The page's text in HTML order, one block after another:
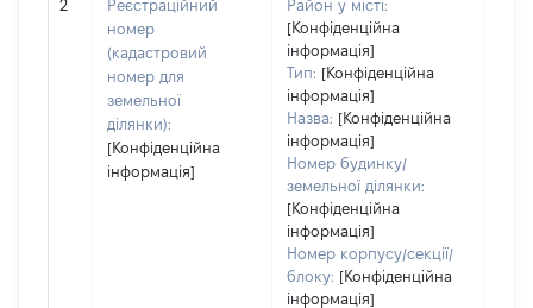
2
Реєстраційний
номер
(кадастровий
номер для
земельної
ділянки):
[Конфіденційна
інформація]
Район у місті:
[Конфіденційна
інформація]
Тип: [Конфіденційна
інформація]
Назва: [Конфіденційна
інформація]
Номер будинку/
земельної ділянки:
[Конфіденційна
інформація]
Номер корпусу/секції/
блоку: [Конфіденційна
інформація]